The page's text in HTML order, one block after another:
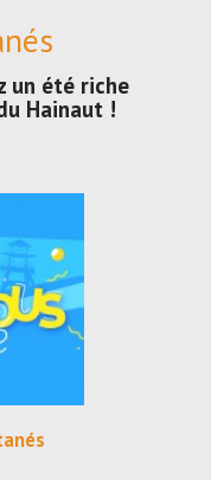
un été riche
Hainaut !